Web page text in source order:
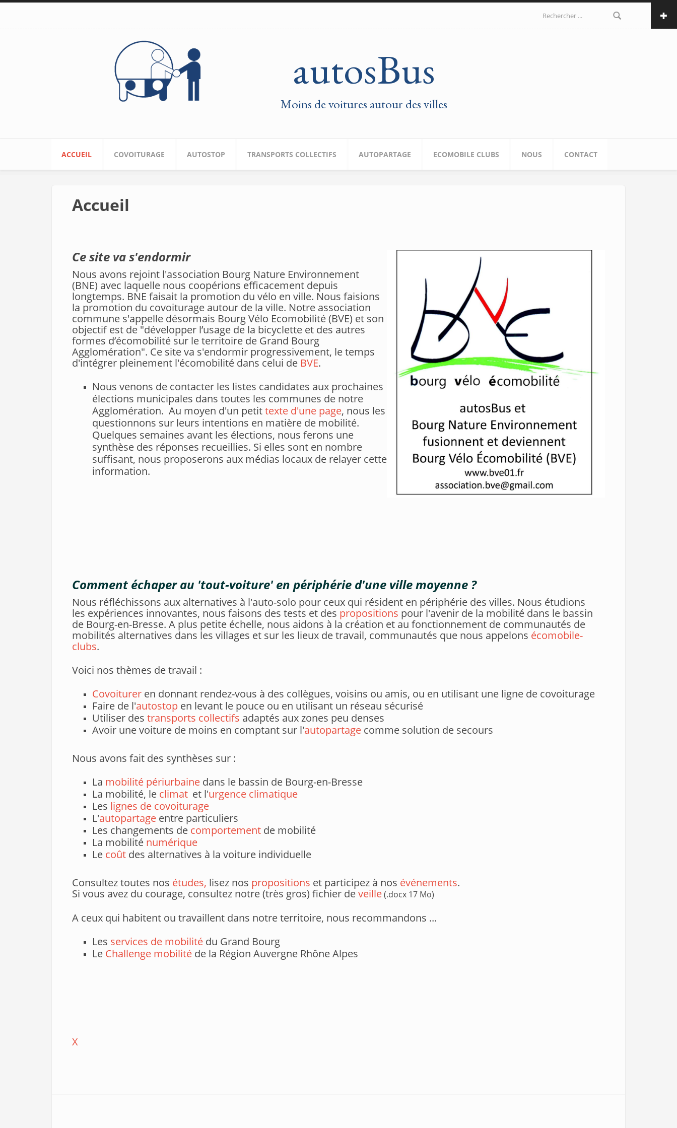
Aller au contenu principal
Formulaire de
autosBus
Moins de voitures autour des villes
ACCUEIL COVOITURAGE AUTOSTOP TRANSPORTS COLLECTIFS AUTOPARTAGE ECOMOBILE CLUBS NOUS CONTACT
Accueil
Ce site va s'endormir
Nous avons rejoint l'association Bourg Nature Environnement
(BNE) avec laquelle nous coopérions efficacement depuis
longtemps. BNE faisait la promotion du vélo en ville. Nous faisions
la promotion du covoiturage autour de la ville. Notre association
commune s'appelle désormais Bourg Vélo Ecomobilité (BVE) et son
objectif est de "développer l’usage de la bicyclette et des autres
formes d’écomobilité sur le territoire de Grand Bourg
Agglomération". Ce site va s'endormir progressivement, le temps
d'intégrer pleinement l'écomobilité dans celui de BVE.
Nous venons de contacter les listes candidates aux prochaines
élections municipales dans toutes les communes de notre
Agglomération. Au moyen d'un petittexte d'une page, nous les
questionnons sur leurs intentions en matière de mobilité.
Quelques semaines avant les élections, nous ferons une
synthèse des réponses recueillies. Si elles sont en nombre
suffisant, nous proposerons aux médias locaux de relayer cette
information.
Comment échaper au 'tout-voiture' en périphérie d'une ville moyenne ?
Nous réfléchissons aux alternatives à l'auto-solo pour ceux qui résident en périphérie des villes. Nous étudions
les expériences innovantes, nous faisons des tests et des propositions pour l'avenir de la mobilité dans le bassin
de Bourg-en-Bresse. A plus petite échelle, nous aidons à la création et au fonctionnement de communautés de
mobilités alternatives dans les villages et sur les lieux de travail, communautés que nous appelons écomobile-
clubs.
Voici nos thèmes de travail :
Covoiturer en donnant rendez-vous à des collègues, voisins ou amis, ou en utilisant une ligne de covoiturage
Faire de l'autostop en levant le pouce ou en utilisant un réseau sécurisé
Utiliser des transports collectifs adaptés aux zones peu denses
Avoir une voiture de moins en comptant sur l'autopartage comme solution de secours
Nous avons fait des synthèses sur :
La mobilité périurbaine dans le bassin de Bourg-en-Bresse
La mobilité, le climat et l'urgence climatique
Les lignes de covoiturage
L'autopartage entre particuliers
Les changements de comportement de mobilité
La mobilité numérique
Le coût des alternatives à la voiture individuelle
Consultez toutes nos études, lisez nos propositions et participez à nos événements.
Si vous avez du courage, consultez notre (très gros) fichier deveille(.docx 17 Mo)
A ceux qui habitent ou travaillent dans notre territoire, nous recommandons ...
Les services de mobilité du Grand Bourg
Le Challenge mobilité de la Région Auvergne Rhône Alpes
X